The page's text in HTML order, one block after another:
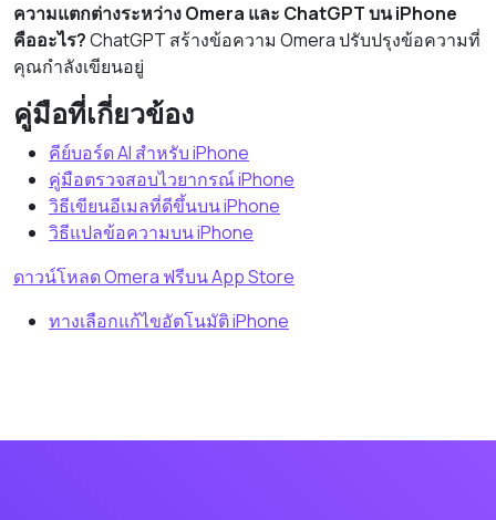
ความแตกต่างระหว่าง Omera และ ChatGPT บน iPhone
คืออะไร?ChatGPT สร้างข้อความ Omera ปรับปรุงข้อความที่
คุณกำลังเขียนอยู่
คู่มือที่เกี่ยวข้อง
คีย์บอร์ด AI สำหรับ iPhone
คู่มือตรวจสอบไวยากรณ์ iPhone
วิธีเขียนอีเมลที่ดีขึ้นบน iPhone
วิธีแปลข้อความบน iPhone
ดาวน์โหลด Omera ฟรีบน App Store
ทางเลือกแก้ไขอัตโนมัติ iPhone